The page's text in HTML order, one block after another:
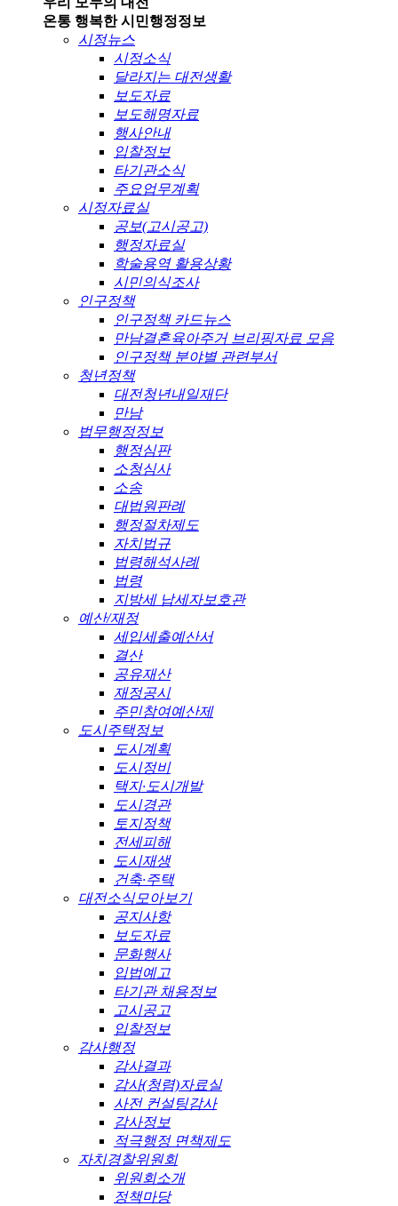
온통 행복한 시민행정정보
시정뉴스
시정소식
달라지는 대전생활
보도자료
보도해명자료
행사안내
입찰정보
타기관소식
주요업무계획
시정자료실
공보(고시공고)
행정자료실
학술용역 활용상황
시민의식조사
인구정책
인구정책 카드뉴스
만남결혼육아주거 브리핑자료 모음
인구정책 분야별 관련부서
청년정책
대전청년내일재단
만남
법무행정정보
행정심판
소청심사
소송
대법원판례
행정절차제도
자치법규
법령해석사례
법령
지방세 납세자보호관
예산/재정
세입세출예산서
결산
공유재산
재정공시
주민참여예산제
도시주택정보
도시계획
도시정비
택지·도시개발
도시경관
토지정책
전세피해
도시재생
건축·주택
대전소식모아보기
공지사항
보도자료
문화행사
입법예고
타기관 채용정보
고시공고
입찰정보
감사행정
감사결과
감사(청렴)자료실
사전 컨설팅감사
감사정보
적극행정 면책제도
자치경찰위원회
위원회소개
정책마당